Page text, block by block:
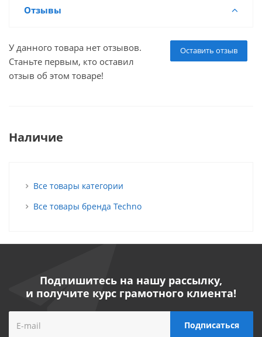
Отзывы
Оставить отзыв
У данного товара нет отзывов.
Станьте первым, кто оставил
отзыв об этом товаре!
Наличие
Все товары категории
Все товары бренда Techno
Подпишитесь на нашу рассылку,
и получите курс грамотного клиента!